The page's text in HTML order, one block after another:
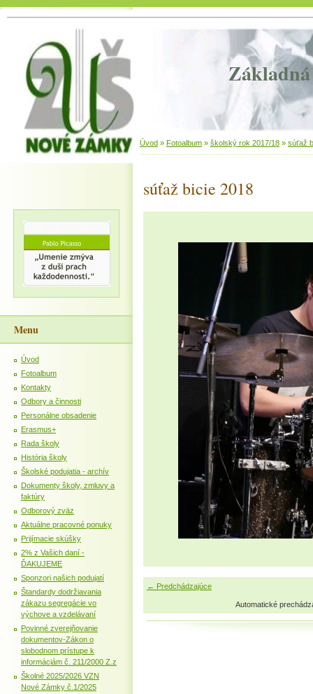
Základná
Úvod » Fotoalbum » školský rok 2017/18 » súťaž
súťaž bicie 2018
← Predchádzajúce
Automatické
Menu
Úvod
Fotoalbum
Kontakty
Odbory a činnosti
Personálne obsadenie
Erasmus+
Rada školy
História školy
Školské podujatia - archív
Dokumenty školy, zmluvy a
faktúry
Odborový zväz
Aktuálne pracovné ponuky
Prijímacie skúšky
2% z Vašich daní -
ĎAKUJEME
Sponzori našich podujatí
Štandardy dodržiavania
zákazu segregácie vo
výchove a vzdelávaní
Povinné zverejňovanie
dokumentov-Zákon o
slobodnom prístupe k
informáciám č. 211/2000 Z.z
Školné 2025/2026 VZN
Nové Zámky č.1/2025